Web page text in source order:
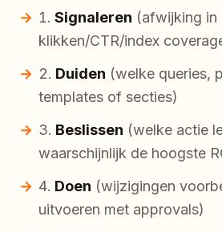
Signaleren (afwijking in
klikken/CTR/index
Duiden (welke queries,
templates of secties)
Beslissen (welke actie
waarschijnlijk de hoogste
Doen (wijzigingen
uitvoeren met approvals)